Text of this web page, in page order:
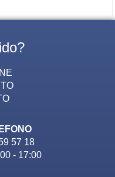
57 18
- 17:00